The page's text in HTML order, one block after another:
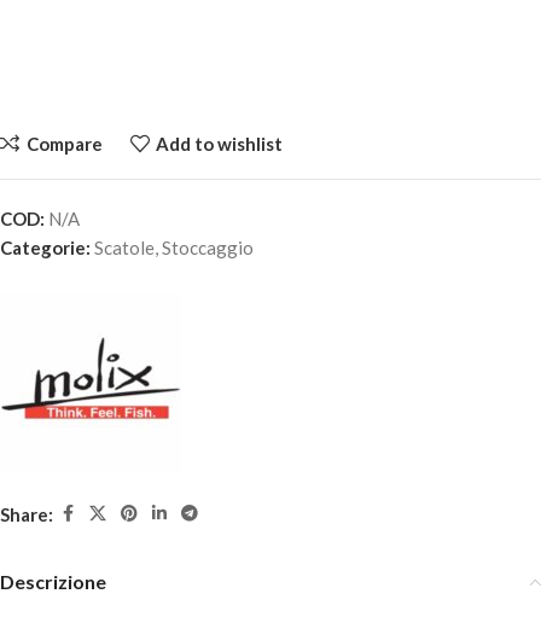
12,70€ 1 disponibili
Compare Add to wishlist
COD: N/A
Categorie: Scatole,Stoccaggio
Share:
Descrizione